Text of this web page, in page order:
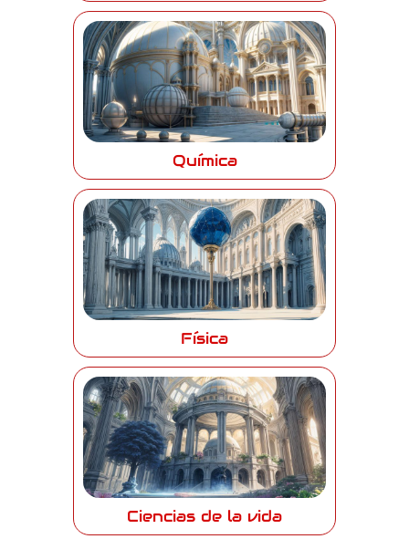
Química
Física
Ciencias de la vida